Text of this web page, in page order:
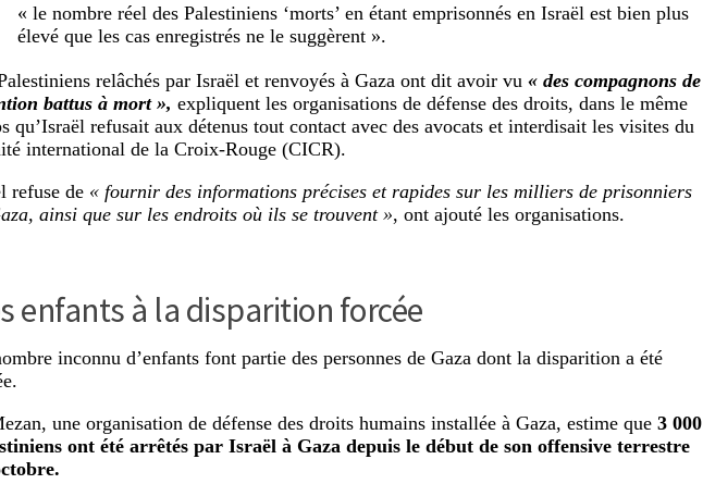
« le nombre réel des Palestiniens ‘morts’ en étant emprisonnés en Israël est bien plus
élevé que les cas enregistrés ne le suggèrent ».
relâchés par Israël et renvoyés à Gaza ont dit avoir vu « des compagnons de
battus à mort », expliquent les organisations de défense des droits, dans le même
qu’Israël refusait aux détenus tout contact avec des avocats et interdisait les visites du
international de la Croix-Rouge (CICR).
refuse de « fournir des informations précises et rapides sur les milliers de prisonniers
ainsi que sur les endroits où ils se trouvent », ont ajouté les organisations.
enfants à la disparition forcée
inconnu d’enfants font partie des personnes de Gaza dont la disparition a été
une organisation de défense des droits humains installée à Gaza, estime que 3 000
ont été arrêtés par Israël à Gaza depuis le début de son offensive terrestre